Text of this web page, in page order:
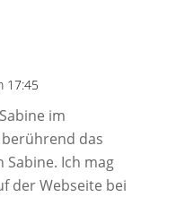
17:45
im
das
Sabine. Ich mag
der Webseite bei